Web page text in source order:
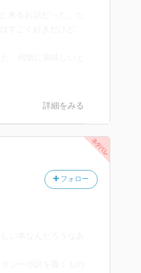
詳細をみる
フォロー